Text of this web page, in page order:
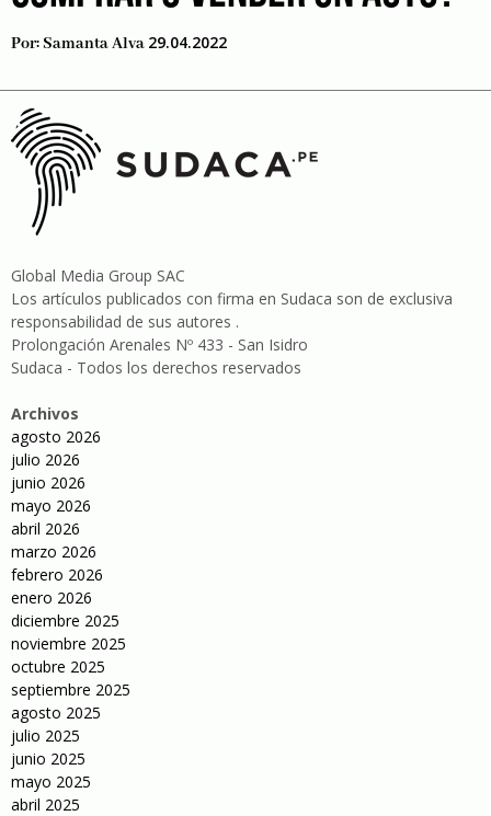
Por:Samanta Alva 29.04.2022
Global Media Group SAC
Los artículos publicados con firma en Sudaca son de exclusiva
responsabilidad de sus autores .
Prolongación Arenales Nº 433 - San Isidro
Sudaca - Todos los derechos reservados
Archivos
agosto 2026
julio 2026
junio 2026
mayo 2026
abril 2026
marzo 2026
febrero 2026
enero 2026
diciembre 2025
noviembre 2025
octubre 2025
septiembre 2025
agosto 2025
julio 2025
junio 2025
mayo 2025
abril 2025